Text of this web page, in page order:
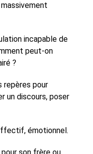
incapable de
peut-on
?
repères pour
un discours, poser
émotionnel.